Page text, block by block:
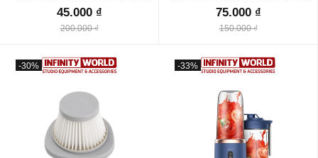
45.000 ₫
200.000 ₫
75.000 ₫
150.000 ₫
-30% -33%